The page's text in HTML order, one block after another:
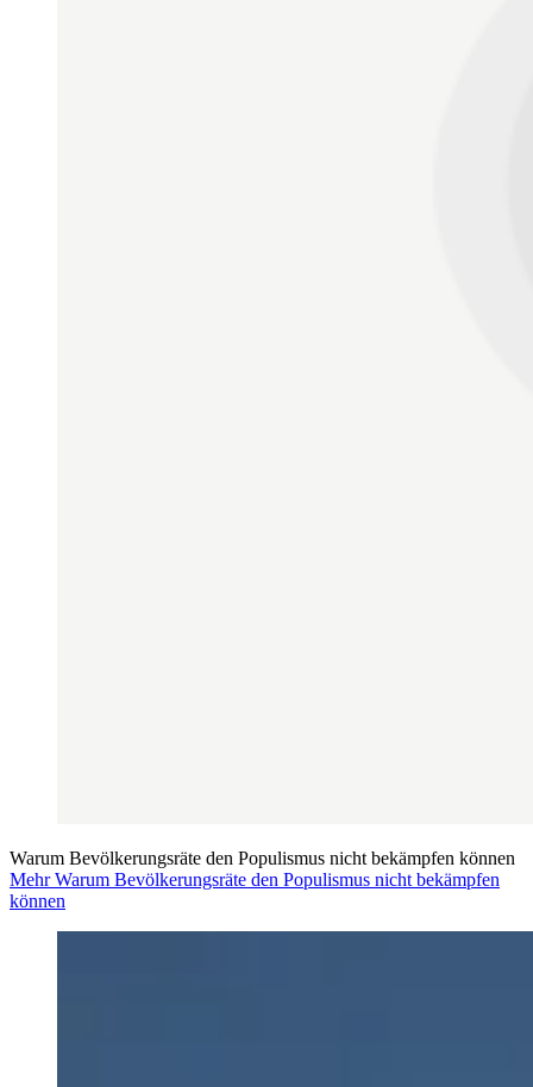
Warum Bevölkerungsräte den Populismus nicht bekämpfen können
Mehr Warum Bevölkerungsräte den Populismus nicht bekämpfen
können